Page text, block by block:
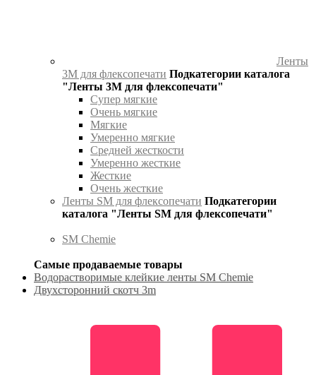
Ленты
3М для флексопечати Подкатегории каталога
"Ленты 3М для флексопечати"
Супер мягкие
Очень мягкие
Мягкие
Умеренно мягкие
Средней жесткости
Умеренно жесткие
Жесткие
Очень жесткие
Ленты SM для флексопечати Подкатегории
каталога "Ленты SM для флексопечати"
SM Chemie
Самые продаваемые товары
Водорастворимые клейкие ленты SM Chemie
Двухсторонний скотч 3m